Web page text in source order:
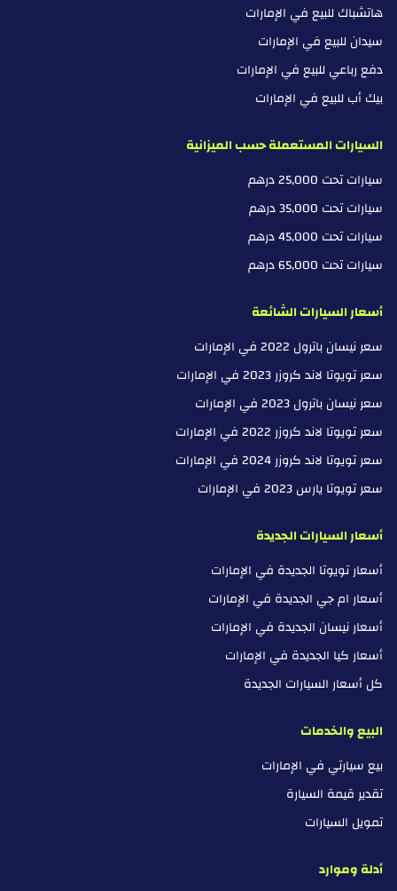
هاتشباك للبيع في الإمارات
سيدان للبيع في الإمارات
دفع رباعي للبيع في الإمارات
بيك أب للبيع في الإمارات
السيارات المستعملة حسب الميزانية
سيارات تحت 25,000 درهم
سيارات تحت 35,000 درهم
سيارات تحت 45,000 درهم
سيارات تحت 65,000 درهم
أسعار السيارات الشائعة
سعر نيسان باترول 2022 في الإمارات
سعر تويوتا لاند كروزر 2023 في الإمارات
سعر نيسان باترول 2023 في الإمارات
سعر تويوتا لاند كروزر 2022 في الإمارات
سعر تويوتا لاند كروزر 2024 في الإمارات
سعر تويوتا يارس 2023 في الإمارات
أسعار السيارات الجديدة
أسعار تويوتا الجديدة في الإمارات
أسعار ام جي الجديدة في الإمارات
أسعار نيسان الجديدة في الإمارات
أسعار كيا الجديدة في الإمارات
كل أسعار السيارات الجديدة
البيع والخدمات
بيع سيارتي في الإمارات
تقدير قيمة السيارة
تمويل السيارات
أدلة وموارد